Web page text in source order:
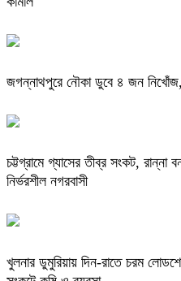
জগন্নাথপুরে নৌকা ডুবে ৪ জন
চট্টগ্রামে গ্যাসের তীব্র সংকট, রান্না
নির্ভরশীল নগরবাসী
খুলনার ডুমুরিয়ায় দিন-রাতে চরম